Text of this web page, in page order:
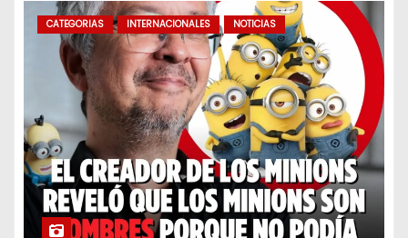
CATEGORIAS INTERNACIONALES NOTICIAS